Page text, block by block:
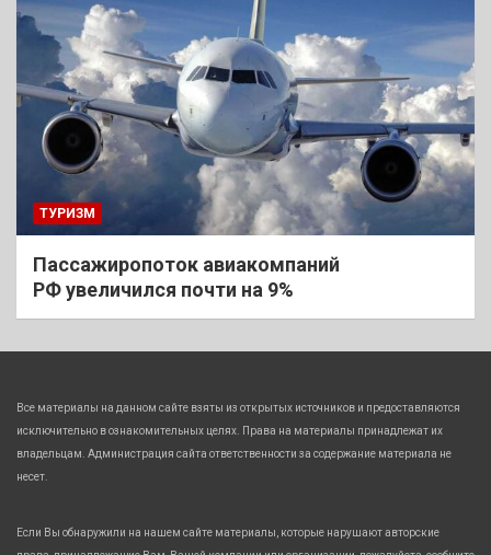
ТУРИЗМ
Пассажиропоток авиакомпаний
РФ увеличился почти на 9%
Все материалы на данном сайте взяты из открытых источников и предоставляются
исключительно в ознакомительных целях. Права на материалы принадлежат их
владельцам. Администрация сайта ответственности за содержание материала не
несет.
Если Вы обнаружили на нашем сайте материалы, которые нарушают авторские